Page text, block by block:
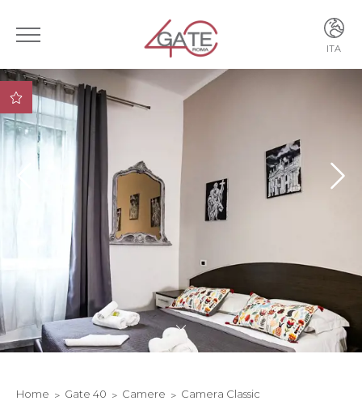
ITA
Vantaggio 1 Vantaggio
Vantaggio 2
Vantaggio 3
Home Gate 40 Camere Camera Classic